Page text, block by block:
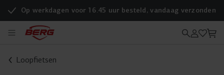
Op werkdagen voor 16.45 uur besteld, vandaag verzonden
Loopfietsen